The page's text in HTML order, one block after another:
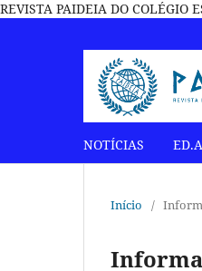
REVISTA PAIDEIA DO COLÉGIO
NOTÍCIAS
Início /